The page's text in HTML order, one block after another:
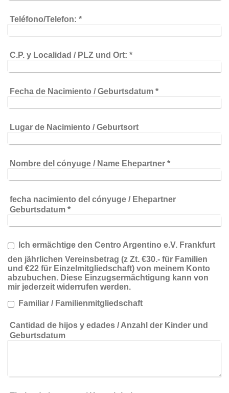
Teléfono/Telefon: *
C.P. y Localidad / PLZ und Ort: *
Fecha de Nacimiento / Geburtsdatum *
Lugar de Nacimiento / Geburtsort
Nombre del cónyuge / Name Ehepartner *
fecha nacimiento del cónyuge / Ehepartner
Geburtsdatum *
Ich ermächtige den Centro Argentino e.V. Frankfurt
den jährlichen Vereinsbetrag (z Zt. €30.- für Familien
und €22 für Einzelmitgliedschaft) von meinem Konto
abzubuchen. Diese Einzugsermächtigung kann von
mir jederzeit widerrufen werden.
Familiar / Familienmitgliedschaft
Cantidad de hijos y edades / Anzahl der Kinder und
Geburtsdatum